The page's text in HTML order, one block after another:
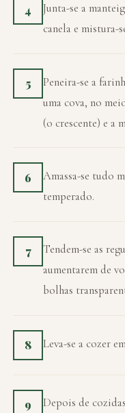
4
Junta-se a
canela e mistura-
5
Peneira-se a
uma cova, no
(o crescente) e a
6
Amassa-se tudo
temperado.
7
Tendem-se as
aumentarem de
bolhas
8 Leva-se a cozer
9
Depois de